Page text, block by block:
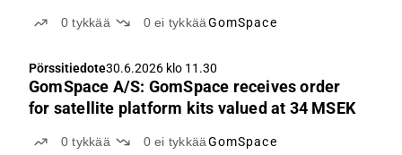
0tykkää 0ei tykkääGomSpace
Pörssitiedote30.6.2026 klo 11.30
GomSpace A/S: GomSpace receives order
for satellite platform kits valued at 34 MSEK
0tykkää 0ei tykkääGomSpace